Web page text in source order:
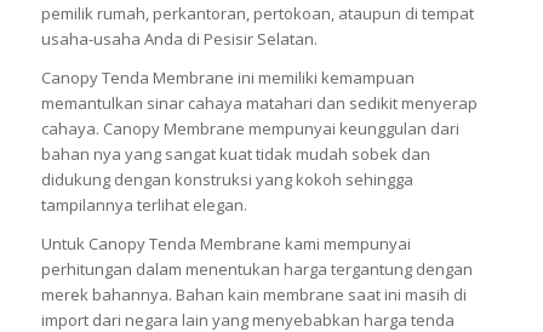
pemilik rumah, perkantoran, pertokoan, ataupun di tempat
usaha-usaha Anda di Pesisir Selatan.
Canopy Tenda Membrane ini memiliki kemampuan
memantulkan sinar cahaya matahari dan sedikit menyerap
cahaya. Canopy Membrane mempunyai keunggulan dari
bahan nya yang sangat kuat tidak mudah sobek dan
didukung dengan konstruksi yang kokoh sehingga
tampilannya terlihat elegan.
Untuk Canopy Tenda Membrane kami mempunyai
perhitungan dalam menentukan harga tergantung dengan
merek bahannya. Bahan kain membrane saat ini masih di
import dari negara lain yang menyebabkan harga tenda